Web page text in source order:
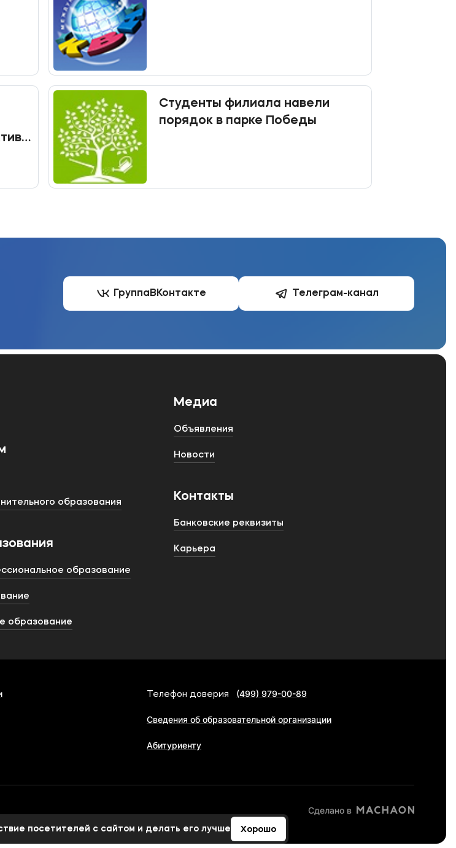
Студенты филиала навели
порядок в парке Победы
Группа ВКонтакте Телеграм-канал
образования
образование
образование
Медиа
Объявления
Новости
Контакты
Банковские реквизиты
Карьера
Телефон доверия (499) 979-00-89
Сведения об образовательной организации
Абитуриенту
Сделано в
посетителей с сайтом и делать его лучше Хорошо